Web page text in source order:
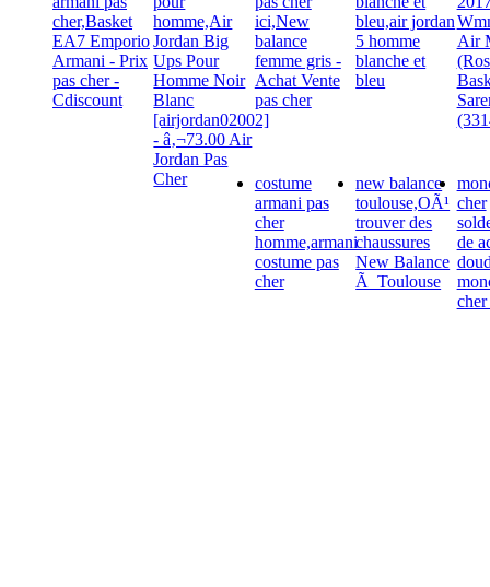
cher,Basket
EA7 Emporio
Armani - Prix
pas cher -
Cdiscount
homme,Air
Jordan Big
Ups Pour
Homme Noir
Blanc
[airjordan02002]
- â‚¬73.00 Air
Jordan Pas
Cher
ici,New
balance
femme gris -
Achat Vente
pas cher
bleu,air jordan
5 homme
blanche et
bleu
Air
costume
armani pas
cher
homme,armani
costume pas
cher
new balance
toulouse,OÃ¹
trouver des
chaussures
New Balance
Ã Toulouse
cher
de
cher